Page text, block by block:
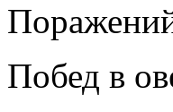
Побед в